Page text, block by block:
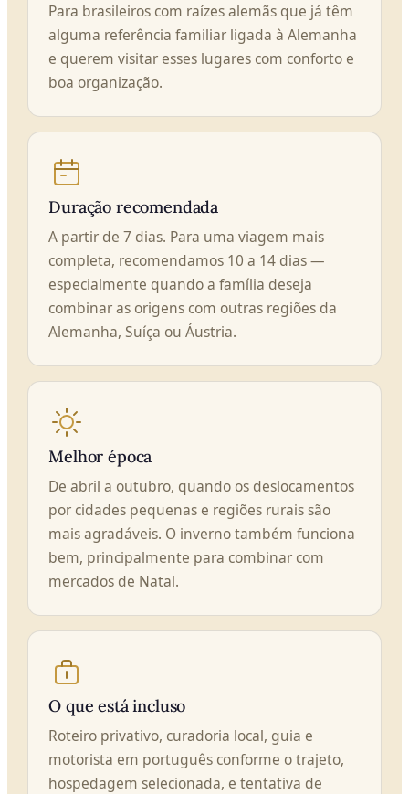
Para brasileiros com raízes alemãs que já têm
alguma referência familiar ligada à Alemanha
e querem visitar esses lugares com conforto e
boa organização.
Duração recomendada
A partir de 7 dias. Para uma viagem mais
completa, recomendamos 10 a 14 dias —
especialmente quando a família deseja
combinar as origens com outras regiões da
Alemanha, Suíça ou Áustria.
Melhor época
De abril a outubro, quando os deslocamentos
por cidades pequenas e regiões rurais são
mais agradáveis. O inverno também funciona
bem, principalmente para combinar com
mercados de Natal.
O que está incluso
Roteiro privativo, curadoria local, guia e
motorista em português conforme o trajeto,
hospedagem selecionada, e tentativa de